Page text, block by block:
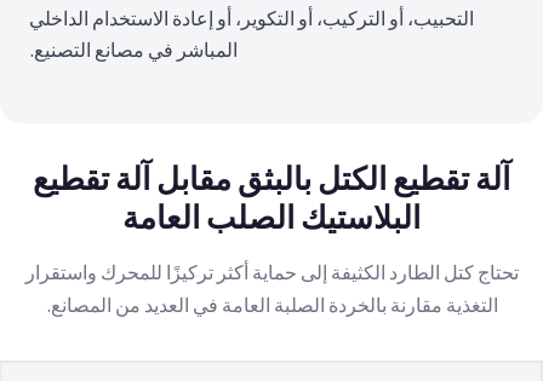
التحبيب، أو التركيب، أو التكوير، أو إعادة الاستخدام الداخلي
المباشر في مصانع التصنيع.
آلة تقطيع الكتل بالبثق مقابل آلة تقطيع
البلاستيك الصلب العامة
تحتاج كتل الطارد الكثيفة إلى حماية أكثر تركيزًا للمحرك واستقرار
التغذية مقارنة بالخردة الصلبة العامة في العديد من المصانع.